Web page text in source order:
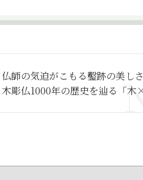
仏師の気迫がこもる鑿跡の美し
木彫仏1000年の歴史を辿る「木